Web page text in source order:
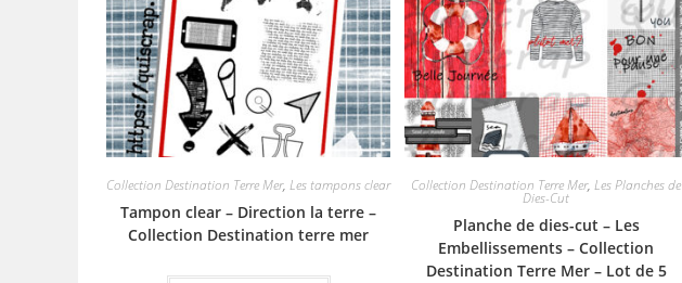
Collection Destination Terre Mer,Les tampons clear
Tampon clear – Direction la terre –
Collection Destination terre mer
Collection Destination Terre Mer,Les Planches de
Dies-Cut
Planche de dies-cut – Les
Embellissements – Collection
Destination Terre Mer – Lot de 5